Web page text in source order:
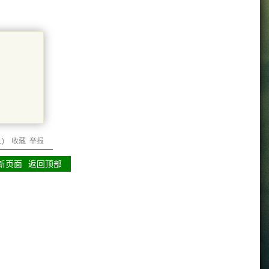
) 收藏 举报
页面 返回顶部